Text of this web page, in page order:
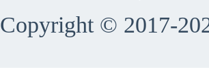
Copyright © 2017-